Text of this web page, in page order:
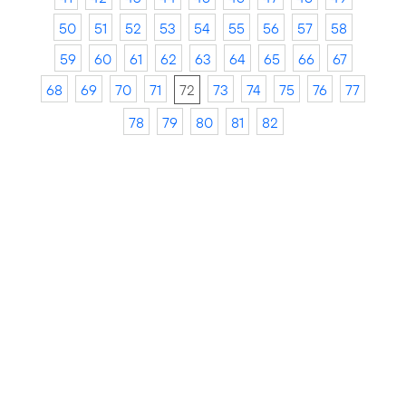
50
51 52 53 54 55 56 57
58
59
60 61 62 63 64 65 66
67
68
69 70 71 72 73 74 75 76
77
78
79 80 81 82